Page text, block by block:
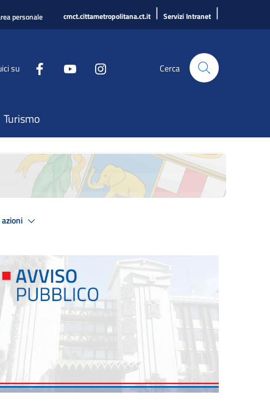
personale cmct.cittametropolitana.ct.it | Servizi Intranet |
su Cerca
Turismo